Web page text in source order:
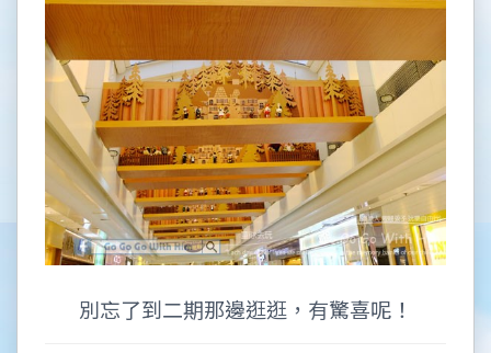
別忘了到二期那邊逛逛，有驚喜呢！